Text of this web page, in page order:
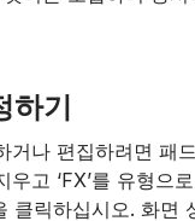
하기
거나 편집하려면 패
우고 ‘FX’를 유형으
클릭하십시오. 화면